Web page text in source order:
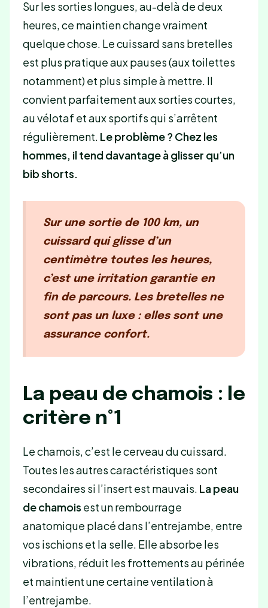
Sur les sorties longues, au-delà de deux
heures, ce maintien change vraiment
quelque chose. Le cuissard sans bretelles
est plus pratique aux pauses (aux toilettes
notamment) et plus simple à mettre. Il
convient parfaitement aux sorties courtes,
au vélotaf et aux sportifs qui s’arrêtent
régulièrement. Le problème ? Chez les
hommes, il tend davantage à glisser qu’un
bib shorts.
Sur une sortie de 100 km, un
cuissard qui glisse d’un
centimètre toutes les heures,
c’est une irritation garantie en
fin de parcours. Les bretelles ne
sont pas un luxe : elles sont une
assurance confort.
La peau de chamois : le
critère n°1
Le chamois, c’est le cerveau du cuissard.
Toutes les autres caractéristiques sont
secondaires si l’insert est mauvais. La peau
de chamois est un rembourrage
anatomique placé dans l’entrejambe, entre
vos ischions et la selle. Elle absorbe les
vibrations, réduit les frottements au périnée
et maintient une certaine ventilation à
l’entrejambe.